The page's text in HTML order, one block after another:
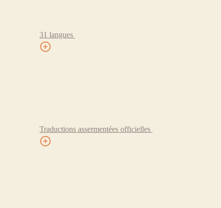
31 langues
Traductions assermentées officielles